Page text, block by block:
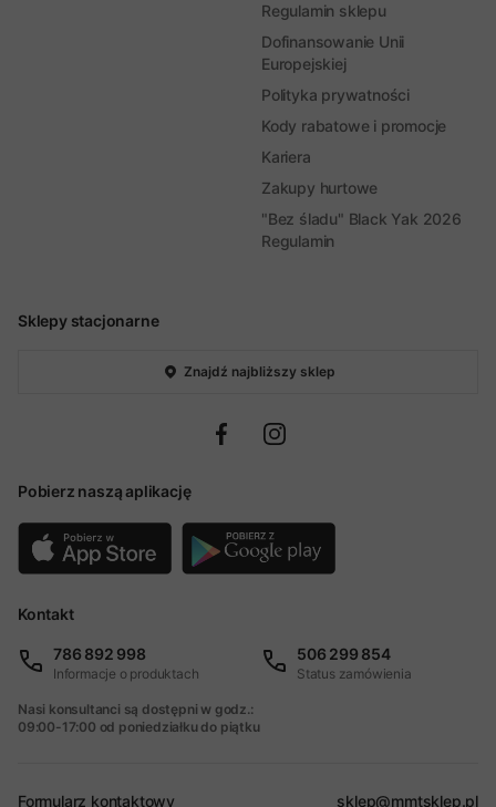
Sklepy stacjonarne
Znajdź najbliższy sklep
Pobierz naszą aplikację
Regulamin sklepu
Dofinansowanie Unii
Europejskiej
Polityka prywatności
Kody rabatowe i promocje
Kariera
Zakupy hurtowe
"Bez śladu" Black Yak 2026
Regulamin
Kontakt
786 892 998
Informacje o produktach
506 299 854
Status zamówienia
Nasi konsultanci są dostępni w godz.:
09:00-17:00 od poniedziałku do piątku
Formularz kontaktowy sklep@mmtsklep.pl